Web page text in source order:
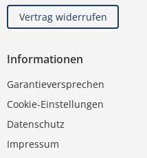
Vertrag widerrufen
Informationen
Garantieversprechen
Cookie-Einstellungen
Datenschutz
Impressum